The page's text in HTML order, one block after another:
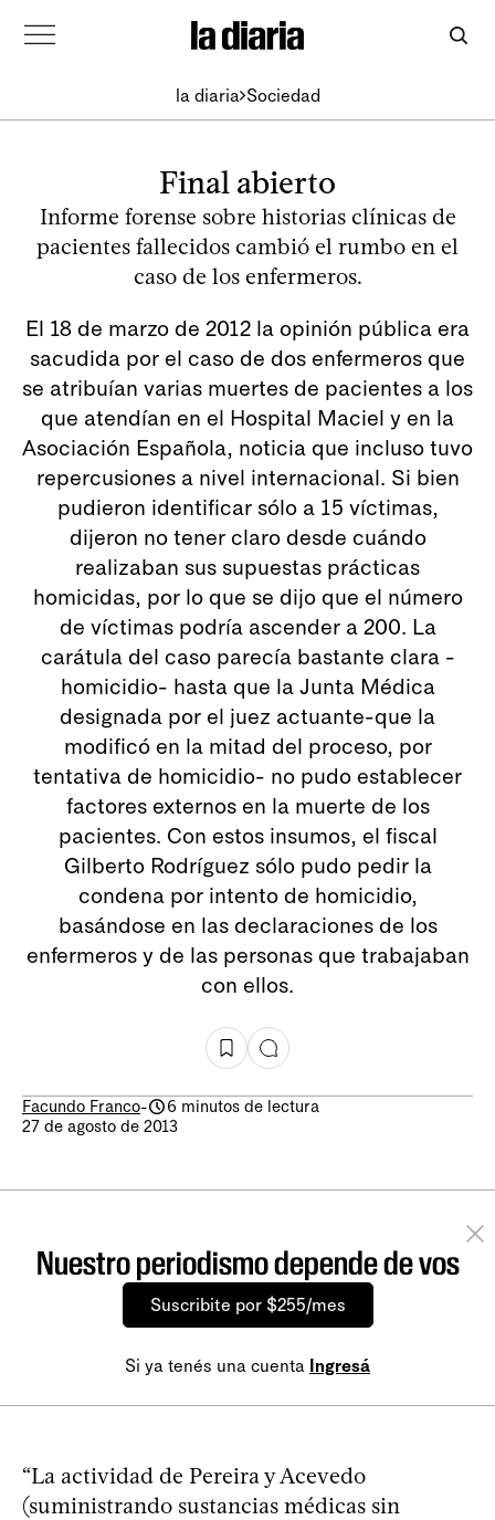
la diaria Sociedad
Final abierto
Informe forense sobre historias clínicas de
pacientes fallecidos cambió el rumbo en el
caso de los enfermeros.
El 18 de marzo de 2012 la opinión pública era
sacudida por el caso de dos enfermeros que
se atribuían varias muertes de pacientes a los
que atendían en el Hospital Maciel y en la
Asociación Española, noticia que incluso tuvo
repercusiones a nivel internacional. Si bien
pudieron identificar sólo a 15 víctimas,
dijeron no tener claro desde cuándo
realizaban sus supuestas prácticas
homicidas, por lo que se dijo que el número
de víctimas podría ascender a 200. La
carátula del caso parecía bastante clara -
homicidio- hasta que la Junta Médica
designada por el juez actuante-que la
modificó en la mitad del proceso, por
tentativa de homicidio- no pudo establecer
factores externos en la muerte de los
pacientes. Con estos insumos, el fiscal
Gilberto Rodríguez sólo pudo pedir la
condena por intento de homicidio,
basándose en las declaraciones de los
enfermeros y de las personas que trabajaban
con ellos.
Facundo Franco-
6 minutos de lectura
27 de agosto de 2013
Nuestro periodismo depende de vos
Suscribite por $255/mes
Si ya tenés una cuenta Ingresá
“La actividad de Pereira y Acevedo
(suministrando sustancias médicas sin